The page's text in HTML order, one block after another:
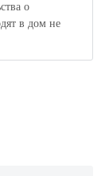
о
в дом не